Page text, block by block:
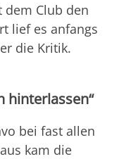
dem Club den
lief es anfangs
die Kritik.
hinterlassen“
bei fast allen
kam die